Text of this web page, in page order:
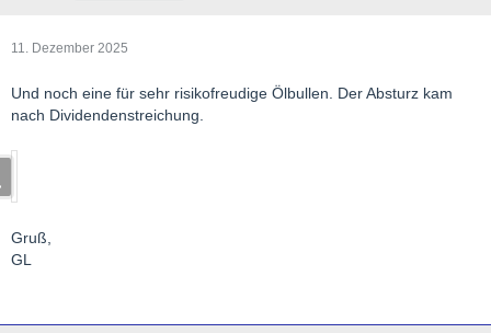
11. Dezember 2025
Und noch eine für sehr risikofreudige Ölbullen. Der Absturz kam
nach Dividendenstreichung.
Gruß,
GL